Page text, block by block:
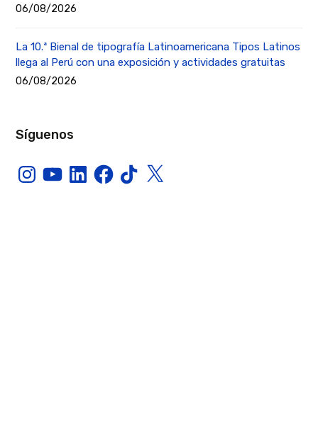
06/08/2026
La 10.ª Bienal de tipografía Latinoamericana Tipos Latinos
llega al Perú con una exposición y actividades gratuitas
06/08/2026
Síguenos
InstagramYouTubeLinkedInFacebook
TikTokX